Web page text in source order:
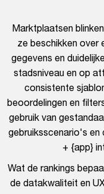
Marktplaatsen
ze beschikken over
gegevens en
stadsniveau en op
consistente
beoordelingen en
gebruik van
gebruiksscenario's en
+ {app}
Wat de rankings
de datakwaliteit en